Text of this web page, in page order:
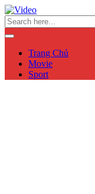
Trang Chủ
Movie
Sport